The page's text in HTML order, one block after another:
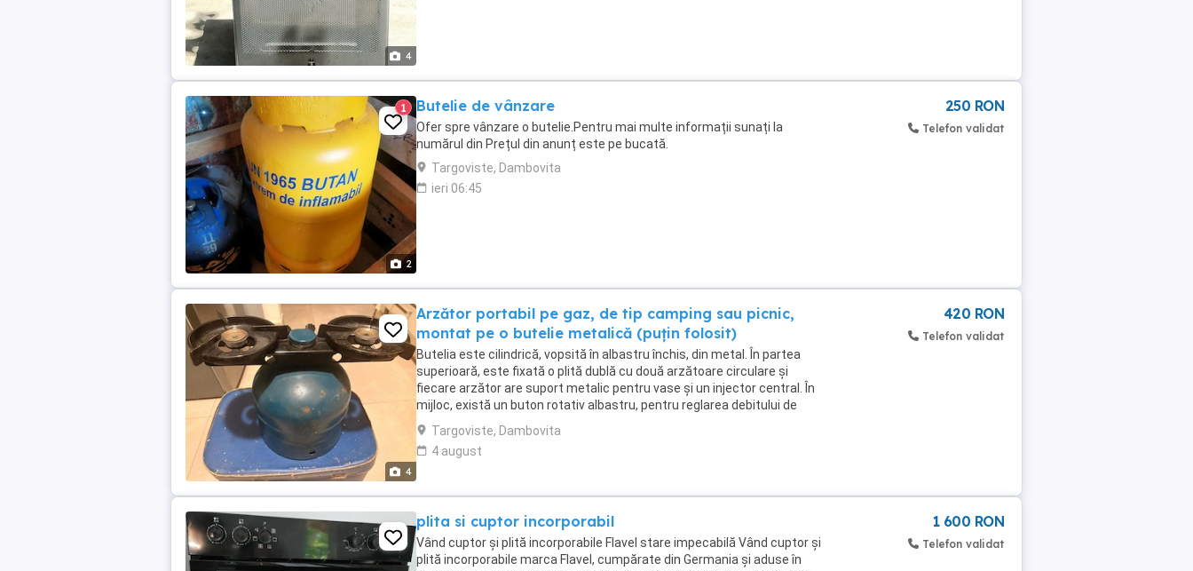
4
2
1 Butelie de vânzare
Ofer spre vânzare o butelie.Pentru mai multe informații sunați la
numărul din Prețul din anunț este pe bucată.
Targoviste, Dambovita
ieri 06:45
250 RON
Telefon validat
4
Arzător portabil pe gaz, de tip camping sau picnic,
montat pe o butelie metalică (puțin folosit)
Butelia este cilindrică, vopsită în albastru închis, din metal. În partea
superioară, este fixată o plită dublă cu două arzătoare circulare și
fiecare arzător are suport metalic pentru vase și un injector central. În
mijloc, există un buton rotativ albastru, pentru reglarea debitului de
gaz. Este genul ...
Targoviste, Dambovita
4 august
420 RON
Telefon validat
plita si cuptor incorporabil
Vând cuptor și plită incorporabile Flavel stare impecabilă Vând cuptor și
plită incorporabile marca Flavel, cumpărate din Germania și aduse în
1 600 RON
Telefon validat